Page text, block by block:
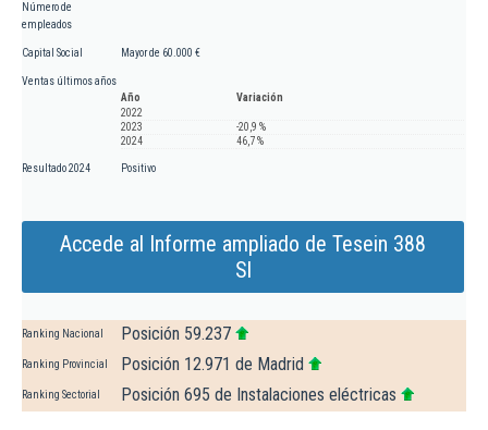
Número de
empleados
Capital Social Mayor de 60.000 €
Ventas últimos años
Año
Variación
2022
2023
-20,9 %
2024
46,7 %
Resultado 2024 Positivo
Accede al Informe ampliado de Tesein 388
Sl
Ranking Nacional Posición 59.237
Ranking Provincial Posición 12.971 de Madrid
Ranking Sectorial Posición 695 de Instalaciones eléctricas